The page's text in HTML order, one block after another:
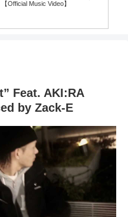
【Official Music Video】
Feat. AKI:RA
by Zack-E